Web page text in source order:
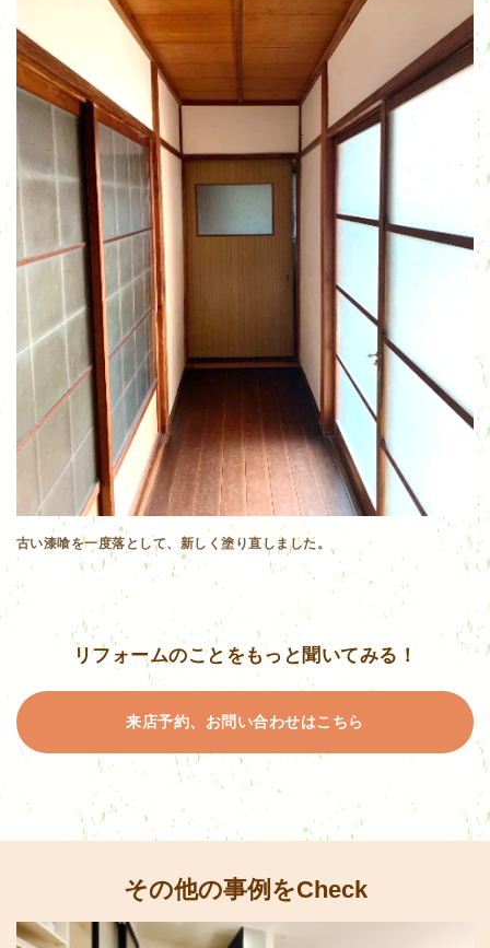
古い漆喰を一度落として、新しく塗り直しました。
リフォームのことをもっと聞いてみる！
来店予約、お問い合わせはこちら
その他の事例をCheck